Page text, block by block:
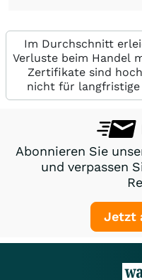
Im Durchschnitt
Verluste beim Handel
Zertifikate sind
nicht für langfristige
Abonnieren Sie
und verpassen
Jetzt